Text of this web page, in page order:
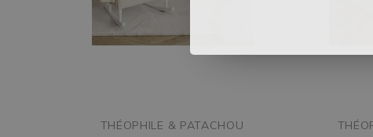
THÉOPHILE & PATACHOU